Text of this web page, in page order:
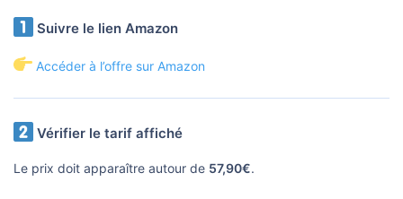
Suivre le lien Amazon
Accéder à l’offre sur Amazon
Vérifier le tarif affiché
Le prix doit apparaître autour de 57,90€.